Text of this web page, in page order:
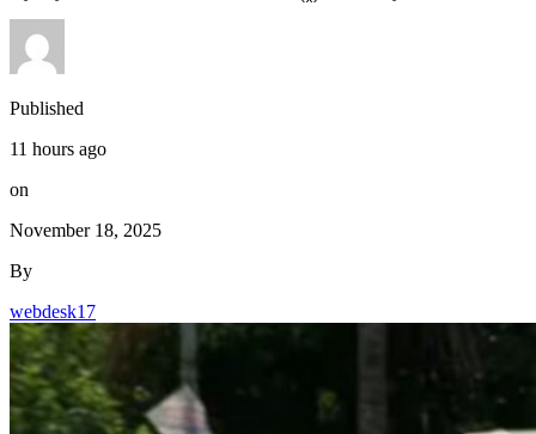
Published
11 hours ago
on
November 18, 2025
By
webdesk17